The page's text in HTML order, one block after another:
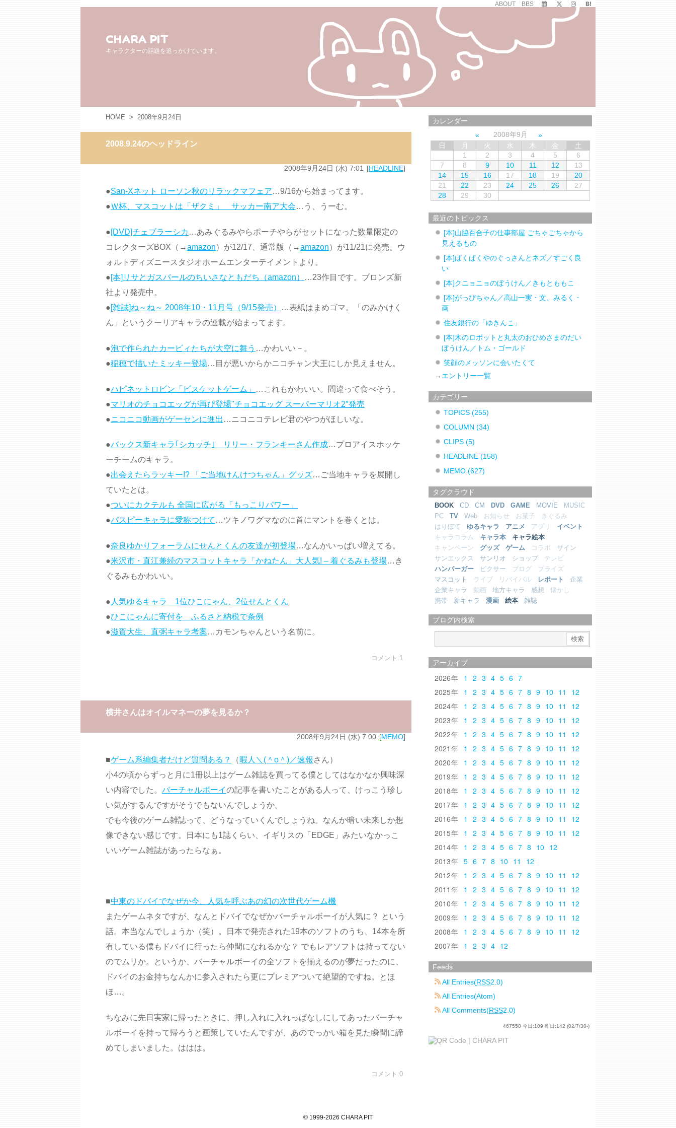
ABOUT BBS
CHARA PIT
キャラクターの話題を追っかけています。
HOME > 2008年9月24日
2008.9.24のヘッドライン
2008年9月24日 (水) 7:01 HEADLINE
●San-Xネット ローソン秋のリラックマフェア…9/16から始まってます。
●Ｗ杯、マスコットは「ザクミ」 サッカー南ア大会…う、うーむ。
●[DVD]チェブラーシカ …あみぐるみやらポーチやらがセットになった数量限定の
コレクターズBOX（→amazon）が12/17、通常版（→amazon）が11/21に発売。ウ
ォルトディズニースタジオホームエンターテイメントより。
●[本]リサとガスパールのちいさなともだち（amazon）
…23作目です。ブロンズ新
社より発売中。
●[雑誌]ね～ね～ 2008年10・11月号（9/15発売）
…表紙はまめゴマ。「のみかけく
ん」というクーリアキャラの連載が始まってます。
●泡で作られたカービィたちが大空に舞う …かわいい－。
●稲穂で描いたミッキー登場…目が悪いからかニコチャン大王にしか見えません。
●ハピネットロビン「ビスケットゲーム」
…これもかわいい。間違って食べそう。
●マリオのチョコエッグが再び登場"チョコエッグ スーパーマリオ2″発売
●ニコニコ動画がゲーセンに進出 …ニコニコテレビ君のやつがほしいな。
●バックス新キャラ｢シカッチ｣ リリー・フランキーさん作成…プロアイスホッケ
ーチームのキャラ。
●出会えたらラッキー!? 「ご当地けんけつちゃん」グッズ…ご当地キャラを展開し
ていたとは。
●ついにカクテルも 全国に広がる「もっこりパワー」
●パスピーキャラに愛称つけて …ツキノワグマなのに首にマントを巻くとは。
●奈良ゆかりフォーラムにせんとくんの友達が初登場…なんかいっぱい増えてる。
●米沢市・直江兼続のマスコットキャラ「かねたん」大人気! – 着ぐるみも登場…き
ぐるみもかわいい。
● 人気ゆるキャラ 1位ひこにゃん、2位せんとくん
●ひこにゃんに寄付を ふるさと納税で条例
●滋賀大生、直弼キャラ考案…カモンちゃんという名前に。
コメント:1
横井さんはオイルマネーの夢を見るか？
2008年9月24日 (水) 7:00 MEMO
■ゲーム系編集者だけど質問ある？ （暇人＼(＾o＾)／速報 さん）
小4の頃からずっと月に1冊以上はゲーム雑誌を買ってる僕としてはなかなか興味深
い内容でした。 バーチャルボーイの記事を書いたことがある人って、けっこう珍し
い気がするんですがそうでもないんでしょうか。
でも今後のゲーム雑誌って、どうなっていくんでしょうね。なんか暗い未来しか想
像できない感じです。日本にも1誌くらい、イギリスの「EDGE」みたいなかっこ
いいゲーム雑誌があったらなぁ。
■中東のドバイでなぜか今、人気を呼ぶあの幻の次世代ゲーム機
またゲームネタですが、なんとドバイでなぜかバーチャルボーイが人気に？ という
話。本当なんでしょうか（笑）。日本で発売された19本のソフトのうち、14本を所
有している僕もドバイに行ったら仲間になれるかな？ でもレアソフトは持ってない
のでムリか。というか、バーチャルボーイの全ソフトを揃えるのが夢だったのに、
ドバイのお金持ちなんかに参入されたら更にプレミアついて絶望的ですね。とほ
ほ…。
ちなみに先日実家に帰ったときに、押し入れに入れっぱなしにしてあったバーチャ
ルボーイを持って帰ろうと画策していたんですが、あのでっかい箱を見た瞬間に諦
めてしまいました。ははは。
コメント:0
カレンダー
2008年9月
日
月 火 水 木 金
土
1
2 3 4 5
6
7
8 9 10 11 12
13
14
15 16 17 18 19
20
21
22 23 24 25 26
27
28
29 30
最近のトピックス
[本]山脇百合子の仕事部屋 ごちゃごちゃから
見えるもの
[本]ぱくぱくやのぐっさんとネズ／すごく良
い
[本]クニョニョのぼうけん／きもとももこ
[本]がっぴちゃん／高山一実・文、みるく・
画
住友銀行の「ゆきんこ」
[本]木のロボットと丸太のおひめさまのだい
ぼうけん／トム・ゴールド
笑顔のメッソンに会いたくて
→ エントリー一覧
カテゴリー
TOPICS(255)
COLUMN(34)
CLIPS(5)
HEADLINE(158)
MEMO(627)
タグクラウド
BOOK CD CM DVD GAME MOVIE
MUSIC
PC
TV Web お知らせ お菓子
きぐるみ
はりぼて
ゆるキャラ アニメ アプリ
イベント
キャラコラム
キャラ本
キャラ絵本
キャンペーン
グッズ ゲーム コラボ
サイン
サンエックス
サンリオ ショップ
テレビ
ハンバーガー
ピクサー ブログ
プライズ
マスコット
ライブ リバイバル レポート
企業
企業キャラ
動画 地方キャラ 感想
懐かし
携帯
新キャラ 漫画 絵本 雑誌
ブログ内検索
アーカイブ
2026 1 2 3 4 5 6 7
2025
1 2 3 4 5 6 7 8 9 10 11
12
2024
1 2 3 4 5 6 7 8 9 10 11
12
2023
1 2 3 4 5 6 7 8 9 10 11
12
2022
1 2 3 4 5 6 7 8 9 10 11
12
2021
1 2 3 4 5 6 7 8 9 10 11
12
2020
1 2 3 4 5 6 7 8 9 10 11
12
2019
1 2 3 4 5 6 7 8 9 10 11
12
2018
1 2 3 4 5 6 7 8 9 10 11
12
2017
1 2 3 4 5 6 7 8 9 10 11
12
2016
1 2 3 4 5 6 7 8 9 10 11
12
2015
1 2 3 4 5 6 7 8 9 10 11
12
2014
1 2 3 4 5 6 7 8 10 12
2013
5 6 7 8 10 11
12
2012
1 2 3 4 5 6 7 8 9 10 11
12
2011
1 2 3 4 5 6 7 8 9 10 11
12
2010
1 2 3 4 5 6 7 8 9 10 11
12
2009
1 2 3 4 5 6 7 8 9 10 11
12
2008
1 2 3 4 5 6 7 8 9 10 11
12
2007
1 2 3 4 12
Feeds
All Entries(RSS2.0)
All Entries(Atom)
All Comments(RSS2.0)
467550 今日:109 昨日:142 (02/7/30-)
© 1999-2026 CHARA PIT